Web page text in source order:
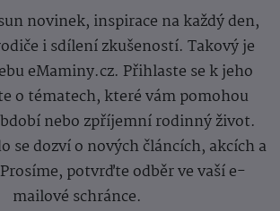
novinek, inspirace na každý den,
i sdílení zkušeností. Takový je
eMaminy.cz. Přihlaste se k jeho
o tématech, které vám pomohou
nebo zpříjemní rodinný život.
se dozví o nových článcích, akcích a
potvrďte odběr ve vaší e-
mailové schránce.